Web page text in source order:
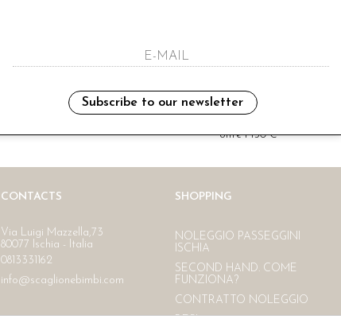
oltre i 150 €
CONTACTS
Via Luigi Mazzella,73
80077 Ischia - Italia
0813331162
info@scaglionebimbi.com
SHOPPING
NOLEGGIO PASSEGGINI
ISCHIA
SECOND HAND. COME
FUNZIONA?
CONTRATTO NOLEGGIO
Subscribe to our newsletter